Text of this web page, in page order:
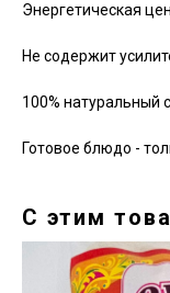
Энергетическая
Не содержит
100% натуральный
Готовое блюдо -
С этим